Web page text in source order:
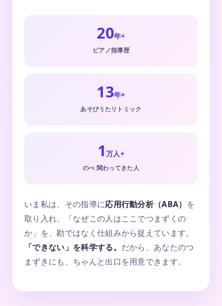
20年+
ピアノ指導歴
13年+
あそびうたリトミック
1万人+
のべ 関わってきた人
いま私は、その指導に応用行動分析（ABA） を
取り入れ、「なぜこの人はここでつまずくの
か」を、勘ではなく仕組みから捉えています。
「できない」を科学する。 だから、あなたのつ
まずきにも、ちゃんと出口を用意できます。